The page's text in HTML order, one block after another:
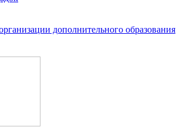
дополнительного образования